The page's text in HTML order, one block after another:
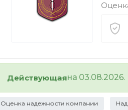
Действующаяна 03.08.2026.
Оценка надежности компании